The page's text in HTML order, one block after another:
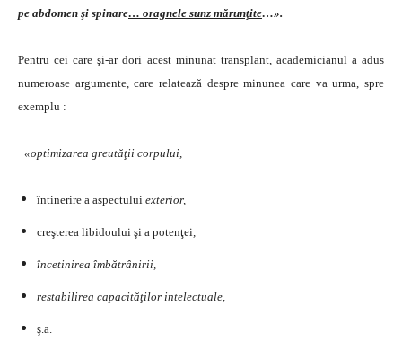
pe abdomen şi spinare… oragnele sunz mărunţite…».
Pentru cei care şi-ar dori acest minunat transplant, academicianul a adus
numeroase argumente, care relatează despre minunea care va urma, spre
exemplu :
· «optimizarea greutăţii corpului,
întinerire a aspectului exterior,
creşterea libidoului şi a potenţei,
încetinirea îmbătrânirii,
restabilirea capacităţilor intelectuale,
ş.a.